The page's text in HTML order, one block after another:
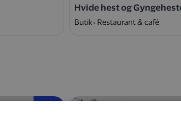
Hvide hest og
Butik Restaurant & café